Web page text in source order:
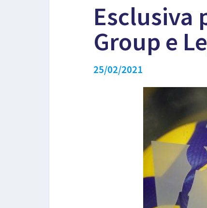
Esclusiva
Group e
25/02/2021